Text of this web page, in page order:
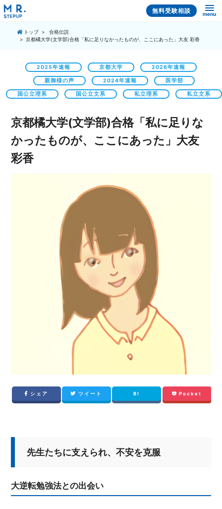
無料受験相談 menu
トップ
合格伝説
京都橘大学(文学部)合格「私に足りなかったものが、ここにあった」大友 彩香
2025年速報 京都大学 2026年速報
親御様の声 2024年速報 医学部
国公立理系 国公立文系 私立理系 私立文系
京都橘大学(文学部)合格「私に足りな
かったものが、ここにあった」大友
彩香
シェア ツイート B! Pocket
先生たちに支えられ、不安を克服
大逆転勉強法との出会い